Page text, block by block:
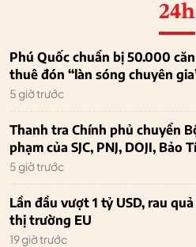
24h
Phú Quốc chuẩn bị 50.000
thuê đón “làn sóng chuyên
5 giờ trước
Thanh tra Chính phủ chuyển
phạm của SJC, PNJ, DOJI,
5 giờ trước
Lần đầu vượt 1 tỷ USD, rau
thị trường EU
19 giờ trước